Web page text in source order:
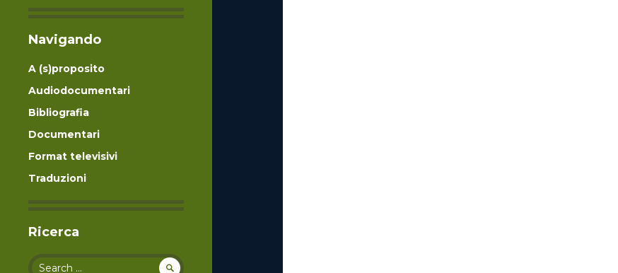
Navigando
A (s)proposito
Audiodocumentari
Bibliografia
Documentari
Format televisivi
Traduzioni
Ricerca
Search for: